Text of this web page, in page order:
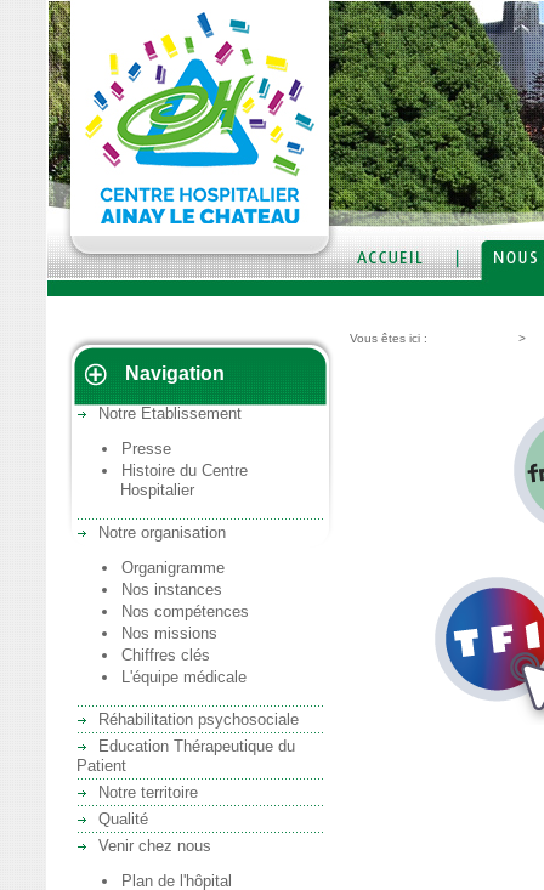
Navigation
Notre Etablissement
Presse
Histoire du Centre
Hospitalier
Notre organisation
Organigramme
Nos instances
Nos compétences
Nos missions
Chiffres clés
L'équipe médicale
Réhabilitation psychosociale
Education Thérapeutique du
Patient
Notre territoire
Qualité
Venir chez nous
Plan de l'hôpital
Vous êtes ici : >